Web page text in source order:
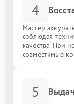
4
Мастер
соблюдая
качества. При
совместимые
5